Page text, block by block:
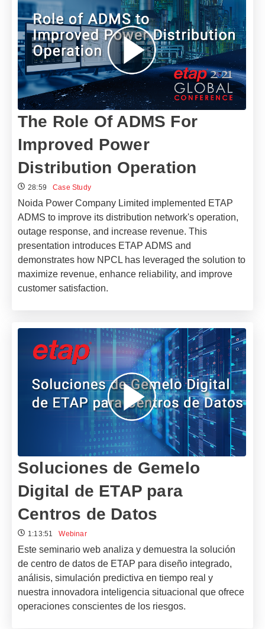
The Role Of ADMS For
Improved Power
Distribution Operation​
28:59 Case Study
Noida Power Company Limited implemented ETAP
ADMS to improve its distribution network's operation,
outage response, and increase revenue. This
presentation introduces ETAP ADMS and
demonstrates how NPCL has leveraged the solution to
maximize revenue, enhance reliability, and improve
customer satisfaction.
Soluciones de Gemelo
Digital de ETAP para
Centros de Datos
1:13:51 Webinar
Este seminario web analiza y demuestra la solución
de centro de datos de ETAP para diseño integrado,
análisis, simulación predictiva en tiempo real y
nuestra innovadora inteligencia situacional que ofrece
operaciones conscientes de los riesgos.